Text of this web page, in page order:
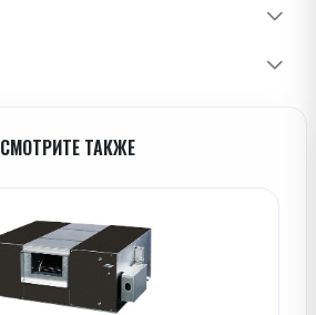
СМОТРИТЕ ТАКЖЕ